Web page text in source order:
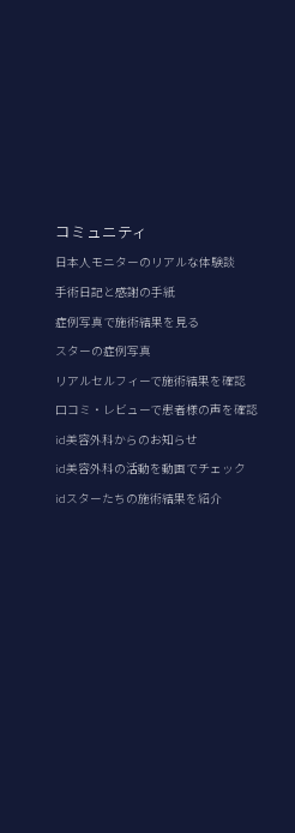
コミュニティ
日本人モニターのリアルな体験談
手術日記と感謝の手紙
症例写真で施術結果を見る
スターの症例写真
リアルセルフィーで施術結果を確認
口コミ・レビューで患者様の声を確認
id美容外科からのお知らせ
id美容外科の活動を動画でチェック
idスターたちの施術結果を紹介